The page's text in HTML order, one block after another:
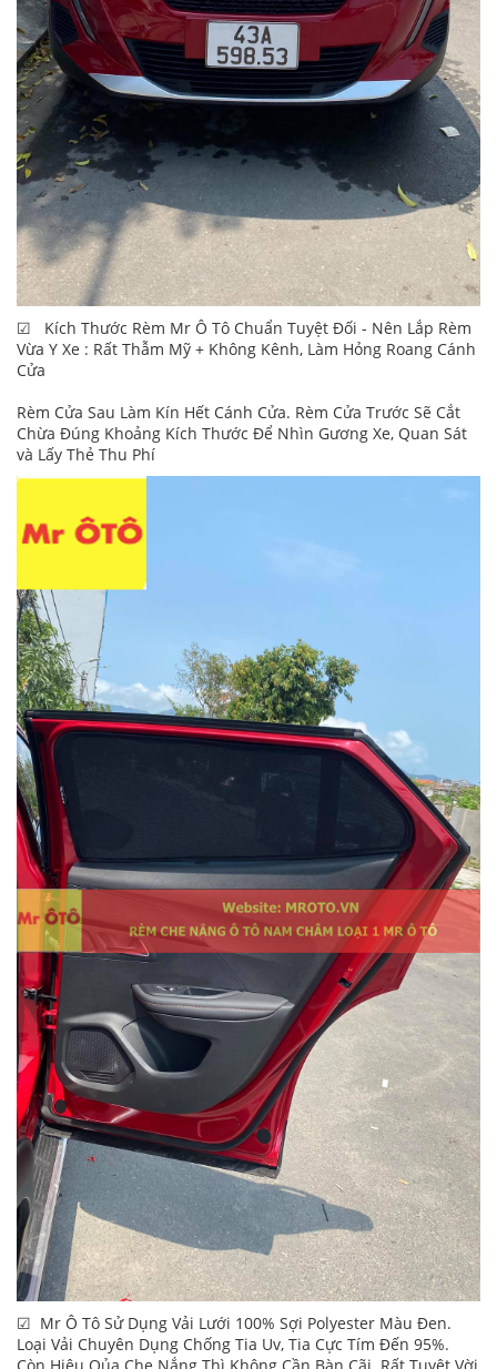
☑ Kích Thước Rèm Mr Ô Tô Chuẩn Tuyệt Đối - Nên Lắp Rèm
Vừa Y Xe : Rất Thẫm Mỹ + Không Kênh, Làm Hỏng Roang Cánh
Cửa
Rèm Cửa Sau Làm Kín Hết Cánh Cửa. Rèm Cửa Trước Sẽ Cắt
Chừa Đúng Khoảng Kích Thước Để Nhìn Gương Xe, Quan Sát
và Lấy Thẻ Thu Phí
☑ Mr Ô Tô Sử Dụng Vải Lưới 100% Sợi Polyester Màu Đen.
Loại Vải Chuyên Dụng Chống Tia Uv, Tia Cực Tím Đến 95%.
Còn Hiệu Qủa Che Nắng Thì Không Cần Bàn Cãi. Rất Tuyệt Vời